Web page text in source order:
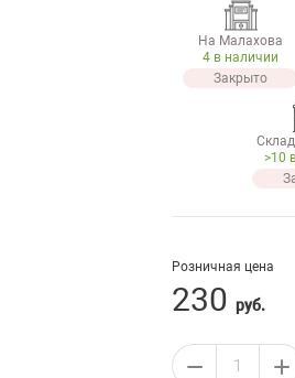
На Малахова
4 в наличии
Закрыто
>10
Розничная цена
230 руб.